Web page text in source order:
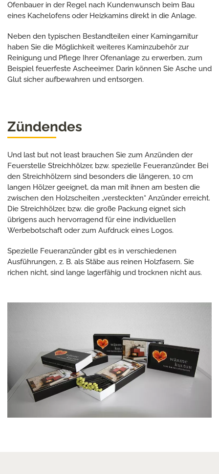
Ofenbauer in der Regel nach Kundenwunsch beim Bau
eines Kachelofens oder Heizkamins direkt in die Anlage.
Neben den typischen Bestandteilen einer Kamingarnitur
haben Sie die Möglichkeit weiteres Kaminzubehör zur
Reinigung und Pflege Ihrer Ofenanlage zu erwerben, zum
Beispiel feuerfeste Ascheeimer. Darin können Sie Asche und
Glut sicher aufbewahren und entsorgen.
Zündendes
Und last but not least brauchen Sie zum Anzünden der
Feuerstelle Streichhölzer, bzw. spezielle Feueranzünder. Bei
den Streichhölzern sind besonders die längeren, 10 cm
langen Hölzer geeignet, da man mit ihnen am besten die
zwischen den Holzscheiten „versteckten“ Anzünder erreicht.
Die Streichhölzer, bzw. die große Packung eignet sich
übrigens auch hervorragend für eine individuellen
Werbebotschaft oder zum Aufdruck eines Logos.
Spezielle Feueranzünder gibt es in verschiedenen
Ausführungen, z. B. als Stäbe aus reinen Holzfasern. Sie
richen nicht, sind lange lagerfähig und trocknen nicht aus.